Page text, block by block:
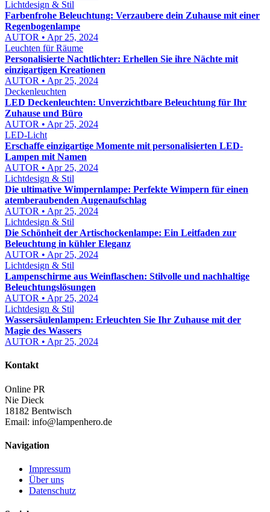
Lichtdesign & Stil
Farbenfrohe Beleuchtung: Verzaubere dein Zuhause mit einer
Regenbogenlampe
AUTOR • Apr 25, 2024
Leuchten für Räume
Personalisierte Nachtlichter: Erhellen Sie ihre Nächte mit
einzigartigen Kreationen
AUTOR • Apr 25, 2024
Deckenleuchten
LED Deckenleuchten: Unverzichtbare Beleuchtung für Ihr
Zuhause und Büro
AUTOR • Apr 25, 2024
LED-Licht
Erschaffe einzigartige Momente mit personalisierten LED-
Lampen mit Namen
AUTOR • Apr 25, 2024
Lichtdesign & Stil
Die ultimative Wimpernlampe: Perfekte Wimpern für einen
atemberaubenden Augenaufschlag
AUTOR • Apr 25, 2024
Lichtdesign & Stil
Die Schönheit der Artischockenlampe: Ein Leitfaden zur
Beleuchtung in kühler Eleganz
AUTOR • Apr 25, 2024
Lichtdesign & Stil
Lampenschirme aus Weinflaschen: Stilvolle und nachhaltige
Beleuchtungslösungen
AUTOR • Apr 25, 2024
Lichtdesign & Stil
Wassersäulenlampen: Erleuchten Sie Ihr Zuhause mit der
Magie des Wassers
AUTOR • Apr 25, 2024
Kontakt
Online PR
Nie Dieck
18182 Bentwisch
Email: info@lampenhero.de
Navigation
Impressum
Über uns
Datenschutz